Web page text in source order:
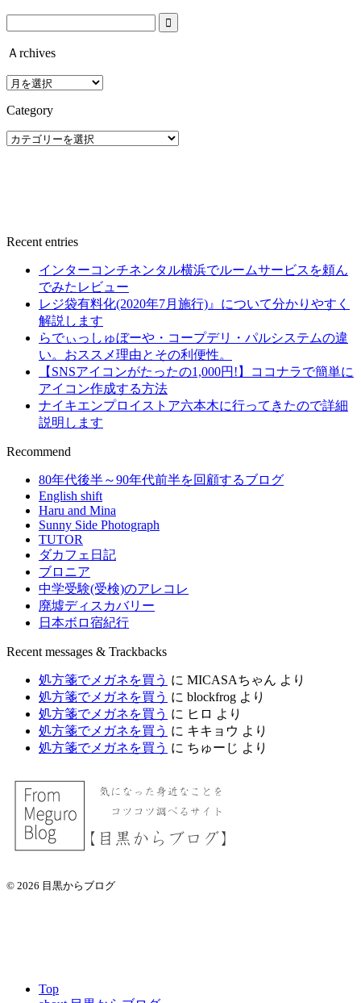
Ａrchives
Ａ
Category
Category
Recent entries
インターコンチネンタル横浜でルームサービスを頼ん
でみたレビュー
レジ袋有料化(2020年7月施行)』について分かりやすく
解説します
らでぃっしゅぼーや・コープデリ・パルシステムの違
い。おススメ理由とその利便性。
【SNSアイコンがたったの1,000円!】ココナラで簡単に
アイコン作成する方法
ナイキエンプロイストア六本木に行ってきたので詳細
説明します
Recommend
80年代後半～90年代前半を回顧するブログ
English shift
Haru and Mina
Sunny Side Photograph
TUTOR
ダカフェ日記
ブロニア
中学受験(受検)のアレコレ
廃墟ディスカバリー
日本ボロ宿紀行
Recent messages & Trackbacks
処方箋でメガネを買う に MICASAちゃん より
処方箋でメガネを買う に blockfrog より
処方箋でメガネを買う に ヒロ より
処方箋でメガネを買う に キキョウ より
処方箋でメガネを買う に ちゅーじ より
© 2026 目黒からブログ
Top